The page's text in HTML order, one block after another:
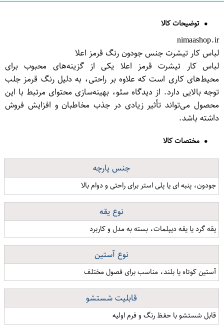
توضیحات کالا
nimaashop.ir
لباس کار تیشرت جنس جودون رنگ قرمز اعلا
لباس کار تیشرت قرمز اعلا یکی از گزینه‌های محبوب برای
محیط‌های کاری است که علاوه بر راحتی، به دلیل رنگ قرمز جلب
توجه بالایی دارد. از دیدگاه سئو، بهینه‌سازی محتوای مرتبط با این
محصول می‌تواند تأثیر زیادی در جذب مخاطبان و افزایش فروش
داشته باشد.
مختصات کالا
جنس پارچه
جودون، پنبه ای یا پلی استر برای راحتی و دوام بالا
نوع یقه
یقه گرد یا یقه دیپلمات، بسته به مدل و کاربرد
نوع آستین
آستین کوتاه یا بلند، مناسب برای فصول مختلف
قابلیت شستشو
قابل شستشو با حفظ رنگ و فرم اولیه